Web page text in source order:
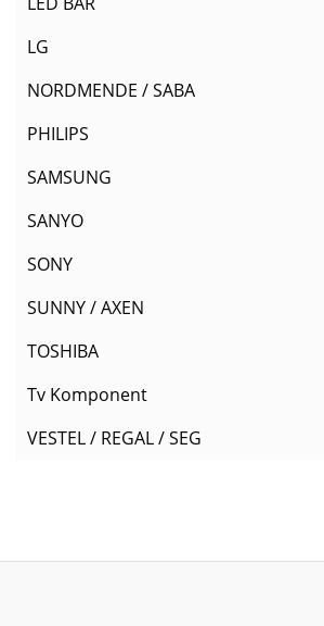
LG
NORDMENDE / SABA
PHILIPS
SAMSUNG
SANYO
SONY
SUNNY / AXEN
TOSHIBA
Tv Komponent
VESTEL / REGAL / SEG